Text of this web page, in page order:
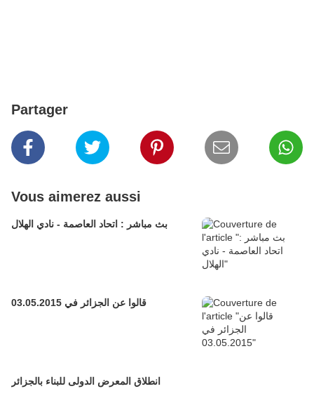
Partager
Vous aimerez aussi
بث مباشر : اتحاد العاصمة - نادي الهلال
قالوا عن الجزائر في 03.05.2015
انطلاق المعرض الدولى للبناء بالجزائر